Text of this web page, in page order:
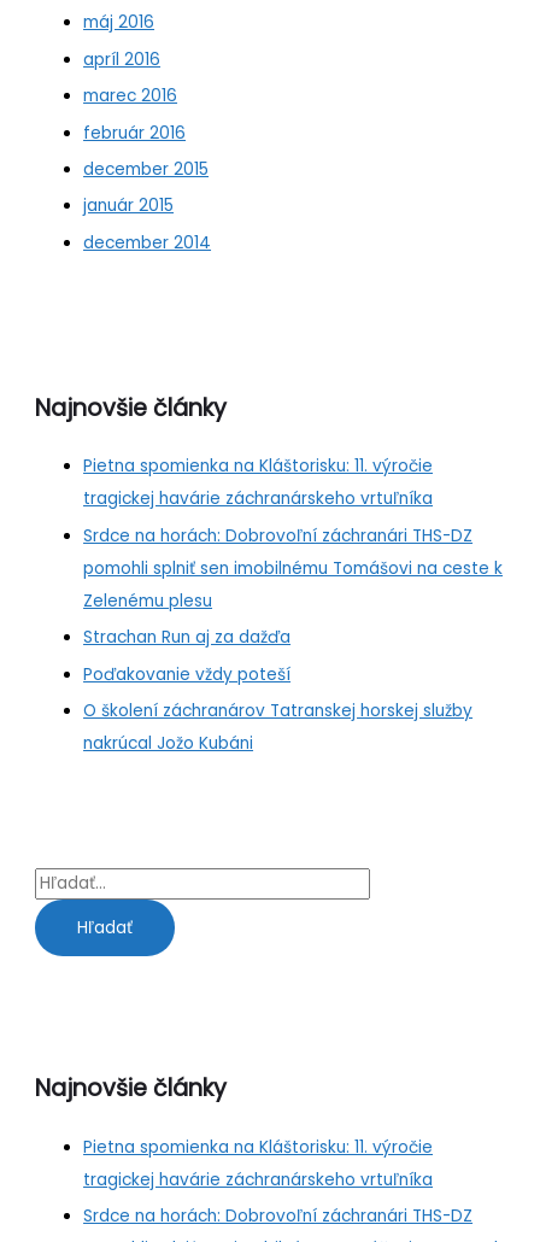
máj 2016
apríl 2016
marec 2016
február 2016
december 2015
január 2015
december 2014
Najnovšie články
Pietna spomienka na Kláštorisku: 11. výročie
tragickej havárie záchranárskeho vrtuľníka
Srdce na horách: Dobrovoľní záchranári THS-DZ
pomohli splniť sen imobilnému Tomášovi na ceste k
Zelenému plesu
Strachan Run aj za dažďa
Poďakovanie vždy poteší
O školení záchranárov Tatranskej horskej služby
nakrúcal Jožo Kubáni
Najnovšie články
Pietna spomienka na Kláštorisku: 11. výročie
tragickej havárie záchranárskeho vrtuľníka
Srdce na horách: Dobrovoľní záchranári THS-DZ